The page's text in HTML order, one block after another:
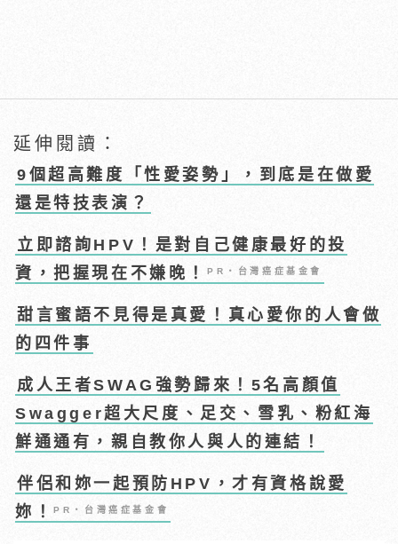
延伸閱讀：
9個超高難度「性愛姿勢」，到底是在做愛
還是特技表演？
立即諮詢HPV！是對自己健康最好的投
資，把握現在不嫌晚！PR・台灣癌症基金會
甜言蜜語不見得是真愛！真心愛你的人會做
的四件事
成人王者SWAG強勢歸來！5名高顏值
Swagger超大尺度、足交、雪乳、粉紅海
鮮通通有，親自教你人與人的連結！
伴侶和妳一起預防HPV，才有資格說愛
妳！PR・台灣癌症基金會